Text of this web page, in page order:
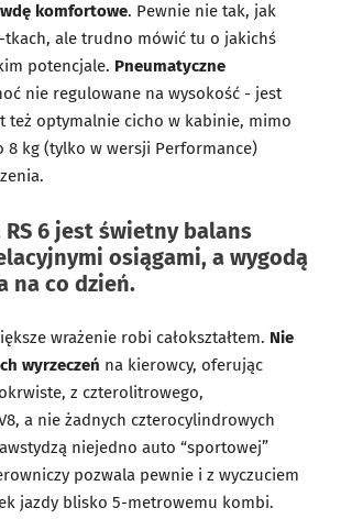
komfortowe. Pewnie nie tak, jak
tkach, ale trudno mówić tu o jakichś
potencjale. Pneumatyczne
nie regulowane na wysokość - jest
też optymalnie cicho w kabinie, mimo
8 kg (tylko w wersji Performance)
RS 6 jest świetny balans
osiągami, a wygodą
na co dzień.
wrażenie robi całokształtem. Nie
wyrzeczeń na kierowcy, oferując
z czterolitrowego,
a nie żadnych czterocylindrowych
niejedno auto “sportowej”
pozwala pewnie i z wyczuciem
jazdy blisko 5-metrowemu kombi.